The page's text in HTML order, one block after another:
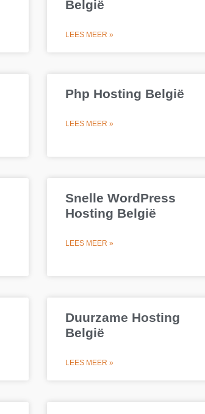
België
LEES MEER »
Php Hosting België
LEES MEER »
Snelle WordPress
Hosting België
LEES MEER »
Duurzame Hosting
België
LEES MEER »